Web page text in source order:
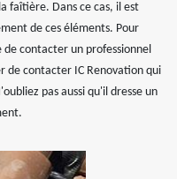
faîtière. Dans ce cas, il est
de ces éléments. Pour
de contacter un professionnel
de contacter IC Renovation qui
pas aussi qu'il dresse un